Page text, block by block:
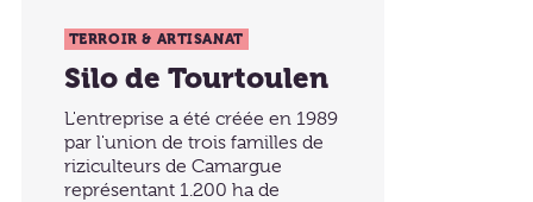
TERROIR & ARTISANAT
Silo de Tourtoulen
L'entreprise a été créée en 1989
par l'union de trois familles de
riziculteurs de Camargue
représentant 1.200 ha de